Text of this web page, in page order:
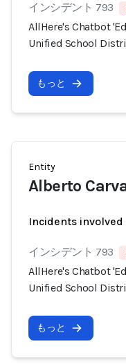
インシデント 793
AllHere's Chatbot
Unified School
もっと
Entity
Alberto
Incidents involved
インシデント 793
AllHere's Chatbot
Unified School
もっと